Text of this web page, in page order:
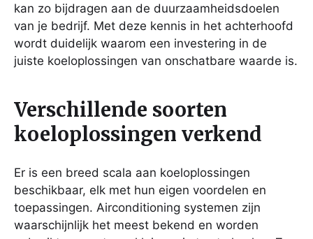
kan zo bijdragen aan de duurzaamheidsdoelen
van je bedrijf. Met deze kennis in het achterhoofd
wordt duidelijk waarom een investering in de
juiste koeloplossingen van onschatbare waarde is.
Verschillende soorten
koeloplossingen verkend
Er is een breed scala aan koeloplossingen
beschikbaar, elk met hun eigen voordelen en
toepassingen. Airconditioning systemen zijn
waarschijnlijk het meest bekend en worden